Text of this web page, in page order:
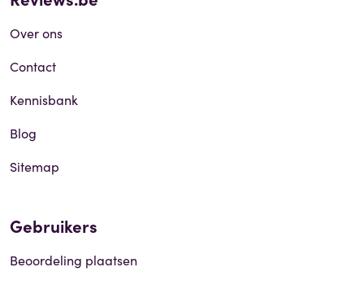
Over ons
Contact
Kennisbank
Blog
Sitemap
Gebruikers
Beoordeling plaatsen